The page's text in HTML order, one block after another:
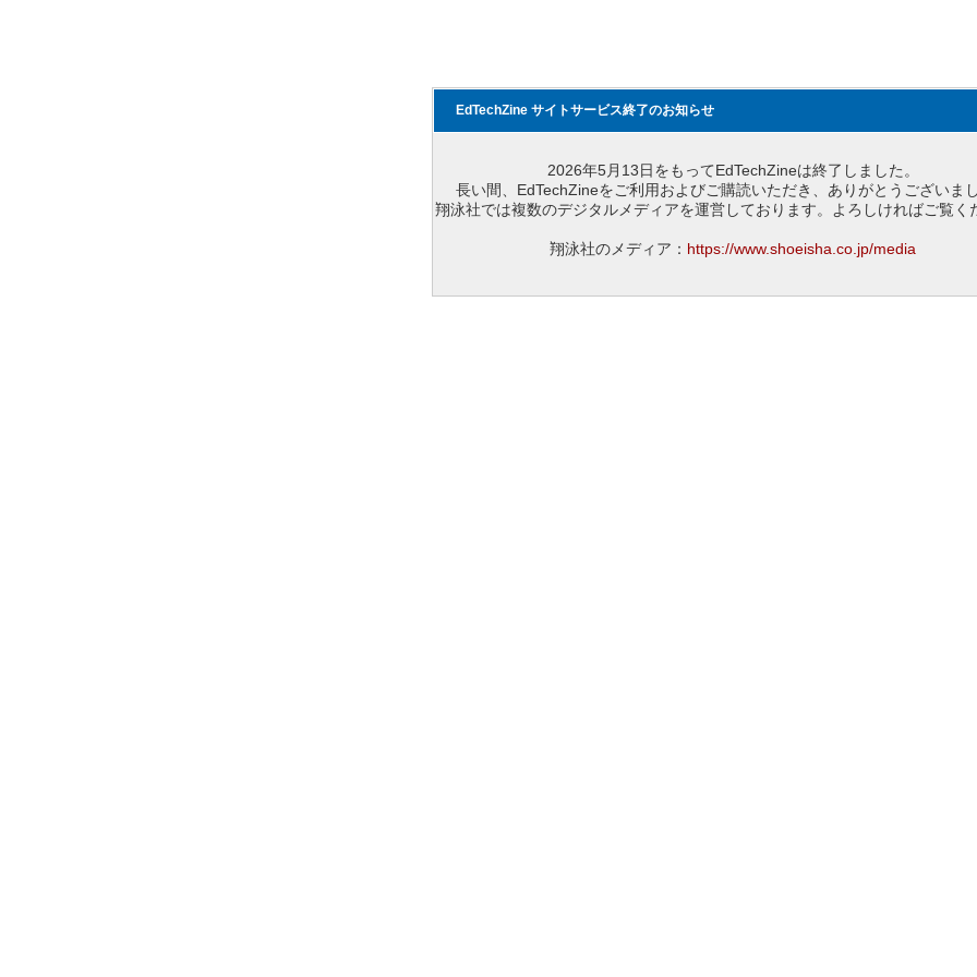
EdTechZine サイトサービス終了のお知らせ
2026年5月13日をもってEdTechZineは終了しました。
長い間、EdTechZineをご利用およびご購読いただき、ありがとうございまし
翔泳社では複数のデジタルメディアを運営しております。よろしければご覧く
翔泳社のメディア： https://www.shoeisha.co.jp/media